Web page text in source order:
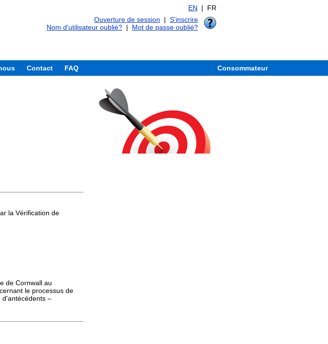
EN | FR
Ouverture de session | S'inscrire
Nom d'utilisateur oublié? | Mot de passe oublié?
Contact FAQ Consommateur
la Vérification de
de Cornwall au
le processus de
d'antécédents –